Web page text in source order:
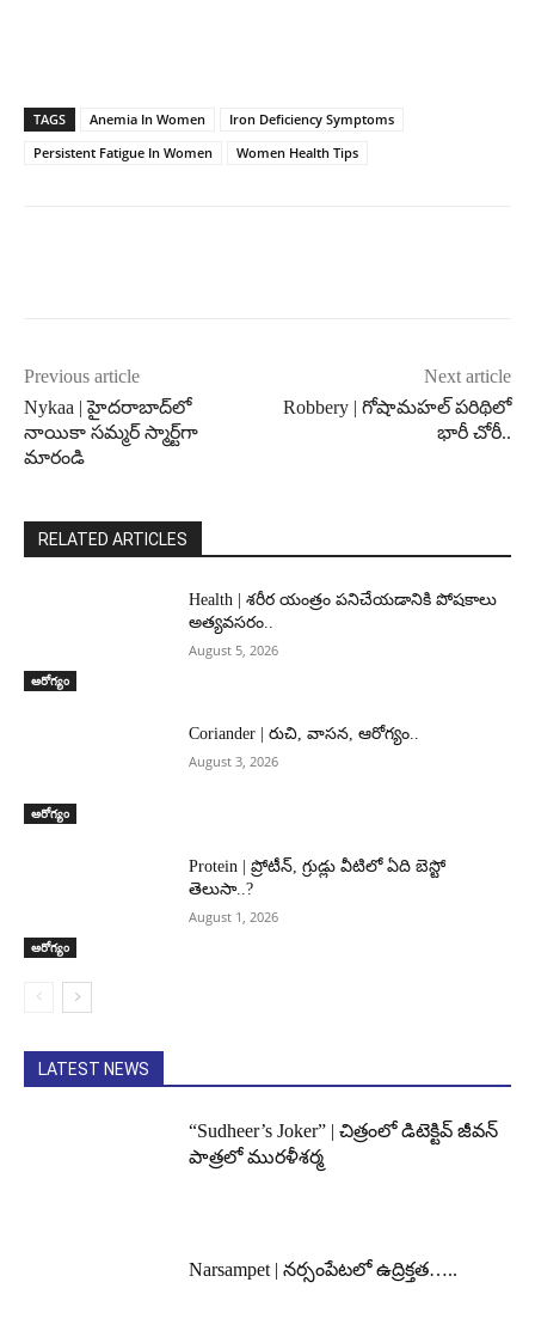
TAGS Anemia In Women
Iron Deficiency Symptoms
Persistent Fatigue In Women
Women Health Tips
Previous article
Nykaa | హైదరాబాద్‌లో
నాయికా సమ్మర్ స్మార్ట్‌గా
మారండి
Next article
Robbery | గోషామహల్ పరిథిలో
భారీ చోరీ..
RELATED ARTICLES
ఆరోగ్యం
Health | శరీర యంత్రం పనిచేయడానికి పోషకాలు
అత్యవసరం..
August 5, 2026
ఆరోగ్యం
Coriander | రుచి, వాసన, ఆరోగ్యం..
August 3, 2026
ఆరోగ్యం
Protein | ప్రోటీన్, గ్రుడ్లు వీటిలో ఏది బెస్టో
తెలుసా..?
August 1, 2026
LATEST NEWS
“Sudheer’s Joker” | చిత్రంలో డిటెక్టివ్ జీవన్
పాత్రలో మురళీశర్మ
Narsampet | నర్సంపేటలో ఉద్రిక్తత…..